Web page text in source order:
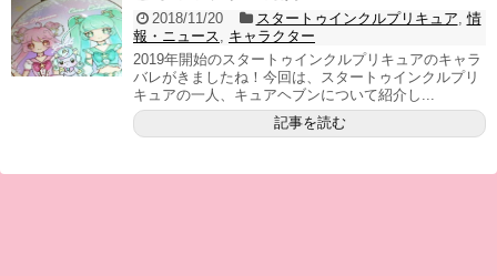
2018/11/20 スタートゥインクルプリキュア ,情
報・ニュース
キャラクター
2019年開始のスタートゥインクルプリキュアのキャラ
バレがきましたね！今回は、スタートゥインクルプリ
キュアの一人、キュアヘブンについて紹介し...
記事を読む